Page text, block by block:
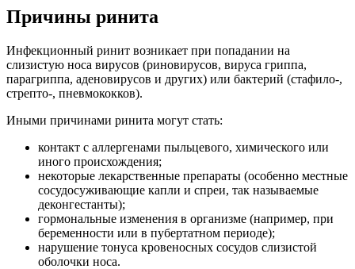
Причины ринита
Инфекционный ринит возникает при попадании на
слизистую носа вирусов (риновирусов, вируса гриппа,
парагриппа, аденовирусов и других) или бактерий (стафило-,
стрепто-, пневмококков).
Иными причинами ринита могут стать:
контакт с аллергенами пыльцевого, химического или
иного происхождения;
некоторые лекарственные препараты (особенно местные
сосудосуживающие капли и спреи, так называемые
деконгестанты);
гормональные изменения в организме (например, при
беременности или в пубертатном периоде);
нарушение тонуса кровеносных сосудов слизистой
оболочки носа.